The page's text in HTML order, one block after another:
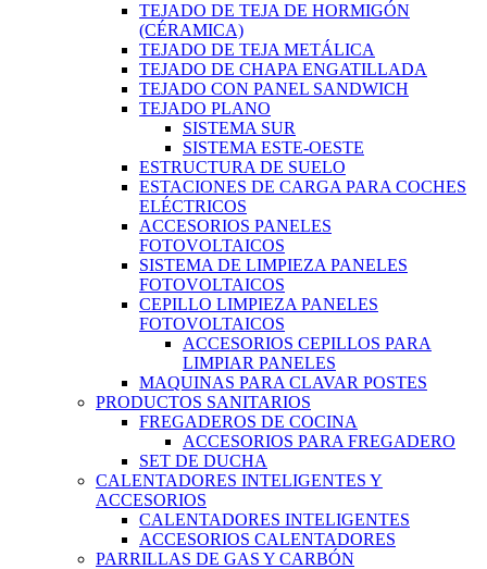
TEJADO DE TEJA DE HORMIGÓN
(CÉRAMICA)
TEJADO DE TEJA METÁLICA
TEJADO DE CHAPA ENGATILLADA
TEJADO CON PANEL SANDWICH
TEJADO PLANO
SISTEMA SUR
SISTEMA ESTE-OESTE
ESTRUCTURA DE SUELO
ESTACIONES DE CARGA PARA COCHES
ELÉCTRICOS
ACCESORIOS PANELES
FOTOVOLTAICOS
SISTEMA DE LIMPIEZA PANELES
FOTOVOLTAICOS
CEPILLO LIMPIEZA PANELES
FOTOVOLTAICOS
ACCESORIOS CEPILLOS PARA
LIMPIAR PANELES
MAQUINAS PARA CLAVAR POSTES
PRODUCTOS SANITARIOS
FREGADEROS DE COCINA
ACCESORIOS PARA FREGADERO
SET DE DUCHA
CALENTADORES INTELIGENTES Y
ACCESORIOS
CALENTADORES INTELIGENTES
ACCESORIOS CALENTADORES
PARRILLAS DE GAS Y CARBÓN